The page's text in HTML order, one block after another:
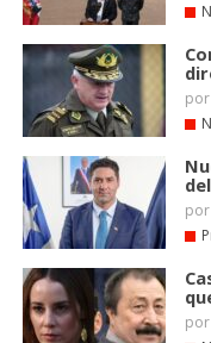
por
por
por